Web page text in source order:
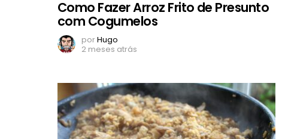
Como Fazer Arroz Frito de Presunto
com Cogumelos
porHugo
2 meses atrás